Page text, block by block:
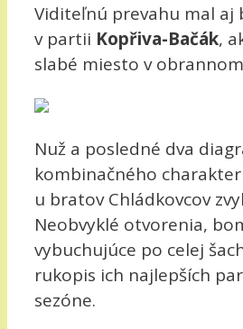
Viditeľnú prevahu mal aj
v partii Kopřiva-Bačák,
slabé miesto v
Nuž a posledné dva
kombinačného
u bratov Chládkovcov
Neobvyklé otvorenia,
vybuchujúce po celej
rukopis ich najlepších
sezóne.